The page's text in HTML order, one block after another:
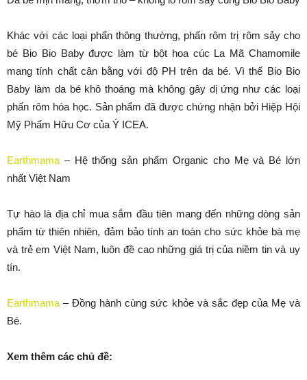
Khác với các loại phấn thông thường, phấn rôm trị rôm sảy cho
bé Bio Bio Baby được làm từ bột hoa cúc La Mã Chamomile
mang tính chất cân bằng với độ PH trên da bé. Vì thế Bio Bio
Baby làm da bé khô thoáng mà không gây dị ứng như các loại
phấn rôm hóa học. Sản phẩm đã được chứng nhận bởi Hiệp Hội
Mỹ Phẩm Hữu Cơ của Ý ICEA.
Earthmama – Hệ thống sản phẩm Organic cho Mẹ và Bé lớn
nhất Việt Nam
Tự hào là địa chỉ mua sắm đầu tiên mang đến những dòng sản
phẩm từ thiên nhiên, đảm bảo tính an toàn cho sức khỏe bà mẹ
và trẻ em Việt Nam, luôn đề cao những giá trị của niềm tin và uy
tín.
Earthmama – Đồng hành cùng sức khỏe và sắc đẹp của Mẹ và
Bé.
Xem thêm các chủ đề: